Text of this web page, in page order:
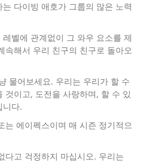
다이빙 애호가 그룹의 많은 노력
벨에 관계없이 그 와우 요소를 제
속해서 우리 친구의 친구로 돌아오
물어보세요. 우리는 우리가 할 수
것이고, 도전을 사랑하며, 할 수 있
니다.
는 에이펙스이며 매 시즌 정기적으
다고 걱정하지 마십시오. 우리는